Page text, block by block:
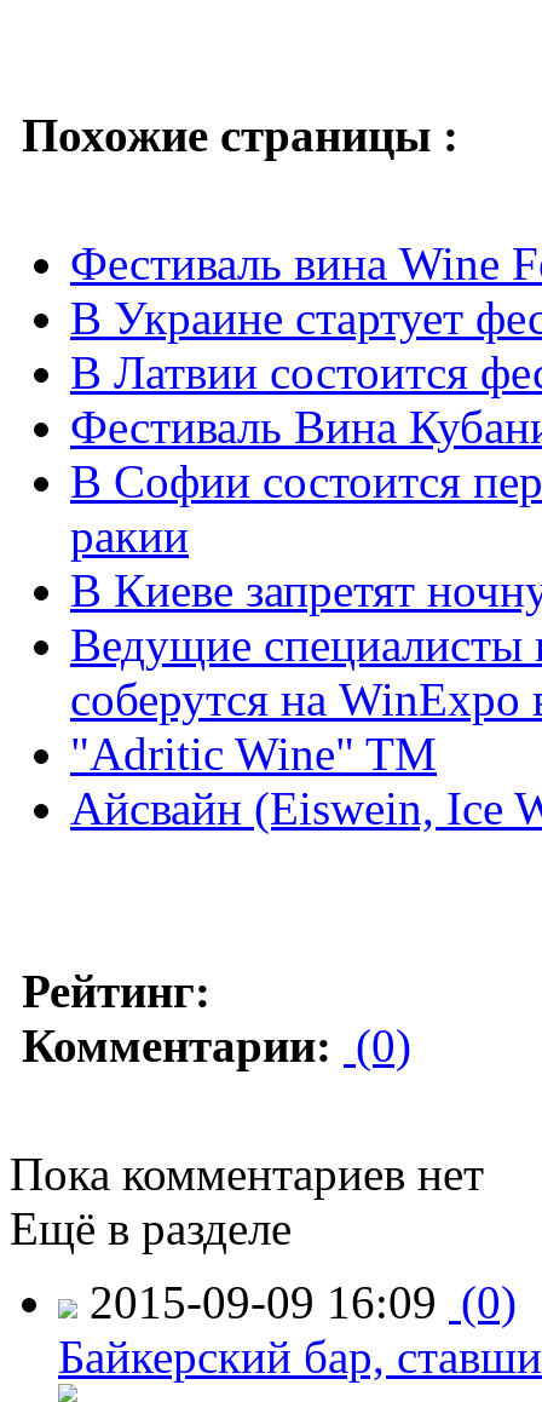
Похожие страницы :
Фестиваль вина Wine
В Украине стартует
В Латвии состоится
Фестиваль Вина
В Софии состоится
ракии
В Киеве запретят
Ведущие специалисты
соберутся на WinExpo
"Adritic Wine" TM
Айсвайн (Eiswein, Ice
Рейтинг:
Комментарии: (0)
Пока комментариев нет
Ещё в разделе
2015-09-09 16:09 (0)
Байкерский бар,